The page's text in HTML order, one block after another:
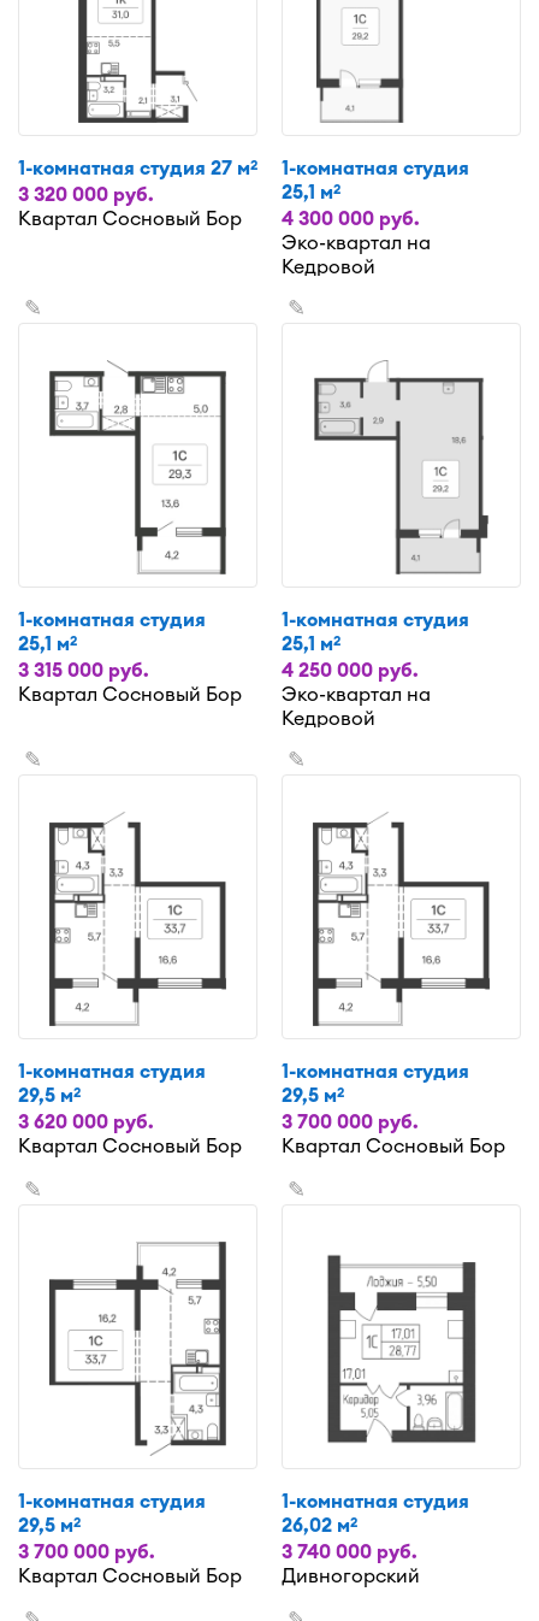
1-комнатная студия 27 м2
3 320 000 руб.
Квартал Сосновый Бор
1-комнатная студия
25,1 м2
4 300 000 руб.
Эко-квартал на
Кедровой
✎
1-комнатная студия
25,1 м2
3 315 000 руб.
Квартал Сосновый Бор
✎
1-комнатная студия
25,1 м2
4 250 000 руб.
Эко-квартал на
Кедровой
✎
1-комнатная студия
29,5 м2
3 620 000 руб.
Квартал Сосновый Бор
✎
1-комнатная студия
29,5 м2
3 700 000 руб.
Квартал Сосновый Бор
✎
1-комнатная студия
29,5 м2
3 700 000 руб.
Квартал Сосновый Бор
✎
1-комнатная студия
26,02 м2
3 740 000 руб.
Дивногорский